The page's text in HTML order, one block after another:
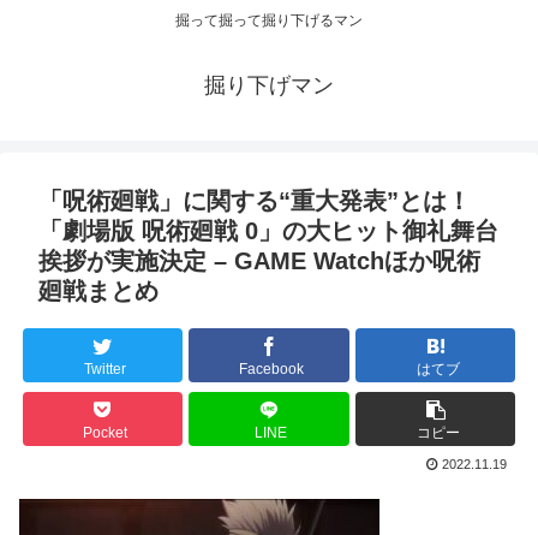
掘って掘って掘り下げるマン
掘り下げマン
「呪術廻戦」に関する“重大発表”とは！
「劇場版 呪術廻戦 0」の大ヒット御礼舞台
挨拶が実施決定 – GAME Watchほか呪術
廻戦まとめ
Twitter Facebook はてブ
Pocket LINE コピー
2022.11.19